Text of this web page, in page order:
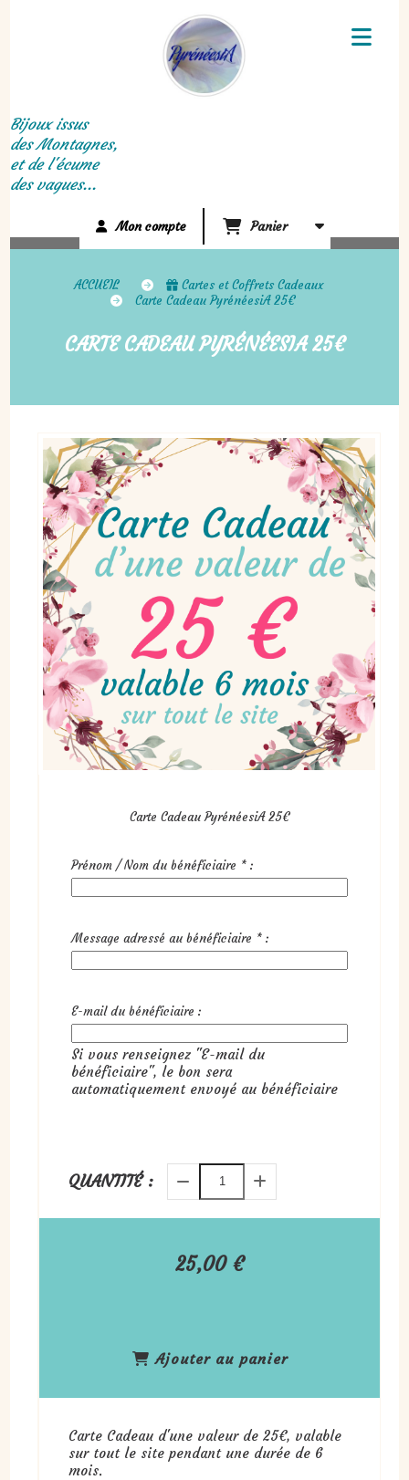
Bijoux issus
des Montagnes,
et de l'écume
des vagues...
Mon compte Panier
ACCUEIL
Cartes et Coffrets Cadeaux
Carte Cadeau PyrénéesiA 25€
CARTE CADEAU PYRÉNÉESIA 25€
Carte Cadeau PyrénéesiA 25€
Prénom / Nom du bénéficiaire * :
Message adressé au bénéficiaire * :
E-mail du bénéficiaire :
Si vous renseignez "E-mail du
bénéficiaire", le bon sera
automatiquement envoyé au bénéficiaire
25,00€
QUANTITÉ :
Ajouter au panier
Carte Cadeau d'une valeur de 25€, valable
sur tout le site pendant une durée de 6
mois.